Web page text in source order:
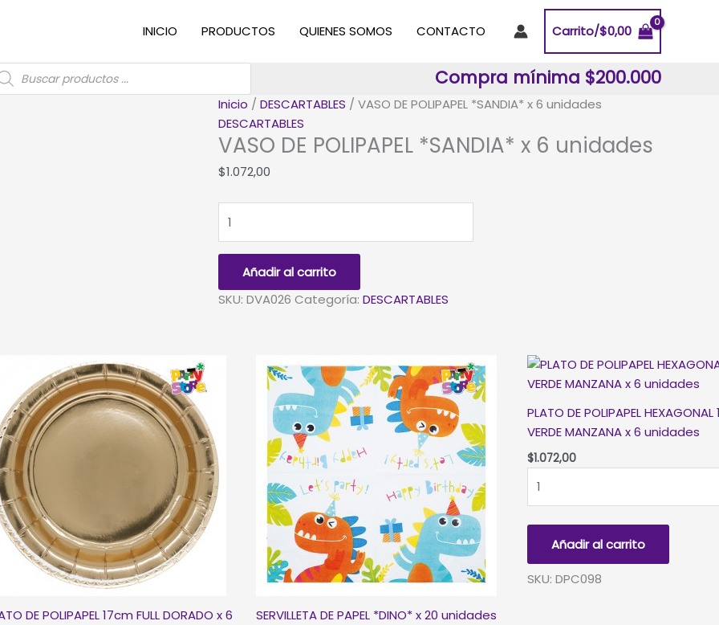
INICIO PRODUCTOS QUIENES SOMOS CONTACTO Carrito/$0,00
Compra mínima $200.000
Inicio / DESCARTABLES / VASO DE POLIPAPEL *SANDIA* x 6 unidades
DESCARTABLES
VASO DE POLIPAPEL *SANDIA* x 6 unidades
$1.072,00
DE
POLIPAPEL
*SANDIA*
x
6
Añadir al carrito
SKU: DVA026 Categoría: DESCARTABLES
DE POLIPAPEL 17cm FULL DORADO x 6
SERVILLETA DE PAPEL *DINO* x 20 unidades
PLATO DE POLIPAPEL
VERDE MANZANA x 6 unidades
$1.072,00
DE
17cm
VERDE
Añadir al carrito
SKU: DPC098